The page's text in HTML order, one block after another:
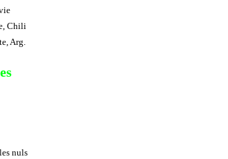
Chili
Arg.
nuls